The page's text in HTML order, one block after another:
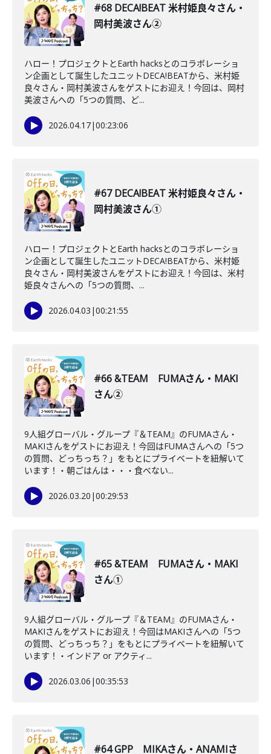
#68 DECA!BEAT 米村姫良々さん・
岡村美波さん②
ハロー！プロジェクトとEarth hacksとのコラボレーショ
ン企画として誕生したユニットDECA!BEATから、米村姫
良々さん・岡村美波さんをゲストにお迎え！今回は、岡村
美波さんへの「5つの質問、ど...
2026.04.17|00:23:06
#67 DECA!BEAT 米村姫良々さん・
岡村美波さん①
ハロー！プロジェクトとEarth hacksとのコラボレーショ
ン企画として誕生したユニットDECA!BEATから、米村姫
良々さん・岡村美波さんをゲストにお迎え！今回は、米村
姫良々さんへの「5つの質問、...
2026.04.03 |00:21:55
#66 &TEAM FUMAさん・MAKI
さん②
9人組グローバル・グループ『＆TEAM』のFUMAさん・
MAKIさんをゲストにお迎え！今回はFUMAさんへの「5つ
の質問、どっちっち？」をもとにプライベートを紐解いて
います！・朝ごはんは・・・食べない...
2026.03.20 |00:29:53
#65 &TEAM FUMAさん・MAKI
さん①
9人組グローバル・グループ『＆TEAM』のFUMAさん・
MAKIさんをゲストにお迎え！今回はMAKIさんへの「5つ
の質問、どっちっち？」をもとにプライベートを紐解いて
います！・インドア or アクティ...
2026.03.06 |00:35:53
#64 GPP MIKAさん・ANAMIさ